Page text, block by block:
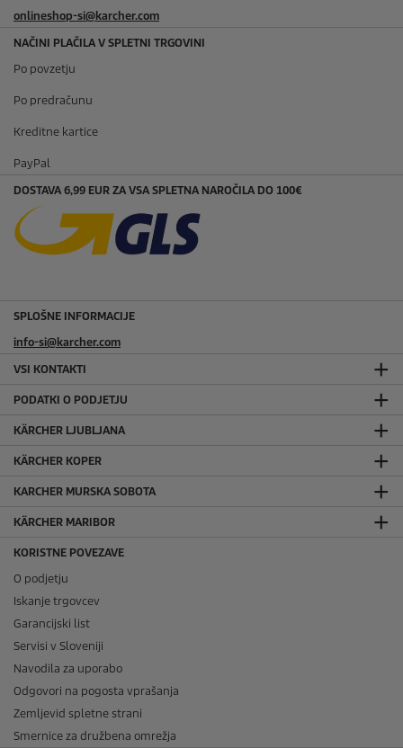
onlineshop-si@karcher.com
NAČINI PLAČILA V SPLETNI TRGOVINI
Po povzetju
Po predračunu
Kreditne kartice
PayPal
DOSTAVA 6,99 EUR ZA VSA SPLETNA NAROČILA DO 100€
SPLOŠNE INFORMACIJE
info-si@karcher.com
VSI KONTAKTI
PODATKI O PODJETJU
KÄRCHER LJUBLJANA
KÄRCHER KOPER
KARCHER MURSKA SOBOTA
KÄRCHER MARIBOR
KORISTNE POVEZAVE
O podjetju
Iskanje trgovcev
Garancijski list
Servisi v Sloveniji
Navodila za uporabo
Odgovori na pogosta vprašanja
Zemljevid spletne strani
Smernice za družbena omrežja